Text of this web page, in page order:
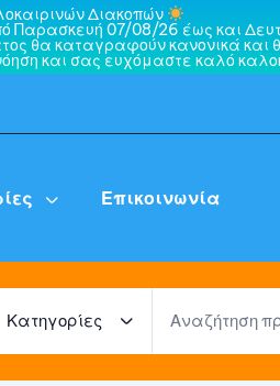
Διακοπών
Παρασκευή 07/08/26 έως και
θα καταγραφούν κανονικά
και σας ευχόμαστε καλό
Επικοινωνία
Κατηγορίες